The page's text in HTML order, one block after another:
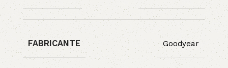
FABRICANTE Goodyear